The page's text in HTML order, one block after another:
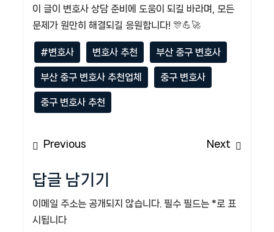
이 글이 변호사 상담 준비에 도움이 되길 바라며, 모든
문제가 원만히 해결되길 응원합니다! 🎊💪🚀
#변호사 변호사 추천 부산 중구 변호사
부산 중구 변호사 추천업체 중구 변호사
중구 변호사 추천
탐
색
Previous Next
답글 남기기
이메일 주소는 공개되지 않습니다. 필수 필드는 *로 표
시됩니다